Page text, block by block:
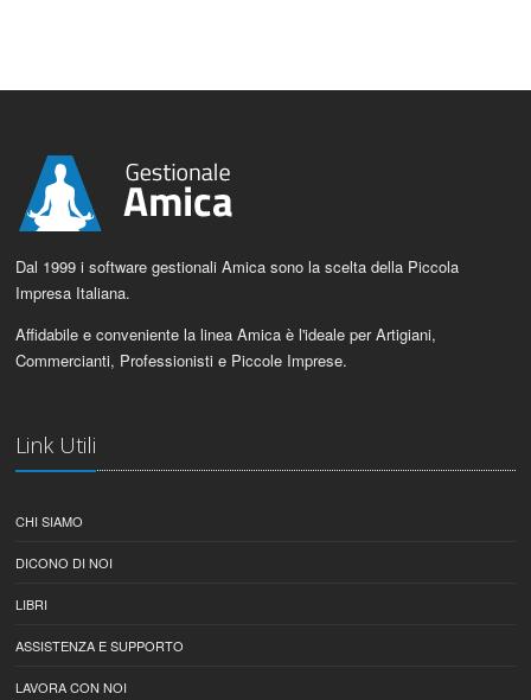
Dal 1999 i software gestionali Amica sono la scelta della Piccola
Impresa Italiana.
Affidabile e conveniente la linea Amica è l'ideale per Artigiani,
Commercianti, Professionisti e Piccole Imprese.
Link Utili
CHI SIAMO
DICONO DI NOI
LIBRI
ASSISTENZA E SUPPORTO
LAVORA CON NOI